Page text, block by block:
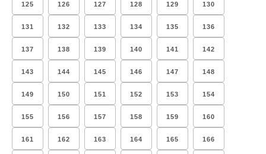
125 126 127 128 129 130
131 132 133 134 135 136
137 138 139 140 141 142
143 144 145 146 147 148
149 150 151 152 153 154
155 156 157 158 159 160
161 162 163 164 165 166